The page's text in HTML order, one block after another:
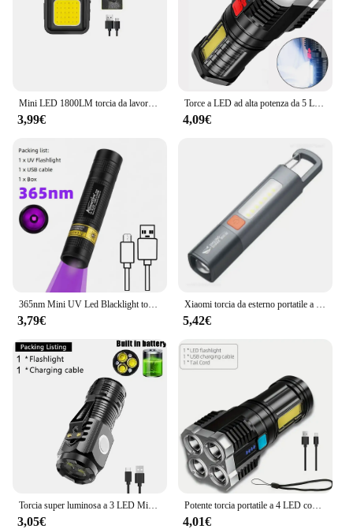
Mini LED 1800LM torcia da lavoro torcia tascabile portatile portachiavi USB ricaricabile per campeggio all'aperto piccolo cavatappi
3,99€
Torce a LED ad alta potenza da 5 LED Faretto da campeggio ricaricabile con luce laterale 3 modalità di illuminazione per avventure in campeggio all'aperto
4,09€
365nm Mini UV Led Blacklight torcia Usb ricaricabile lampada per unghie Pet Stain Leakage Marker Ore Money Scorpion Detection lights
3,79€
Xiaomi torcia da esterno portatile a luce forte a fuoco variabile con luci laterali del proiettore lampada a LED ricaricabile USB a lungo raggio
5,42€
3,05€
Potente torcia portatile a 4 LED con luce laterale COB 4 modalità torcia ricaricabile USB strumento da campeggio proiettore per esterni
4,01€